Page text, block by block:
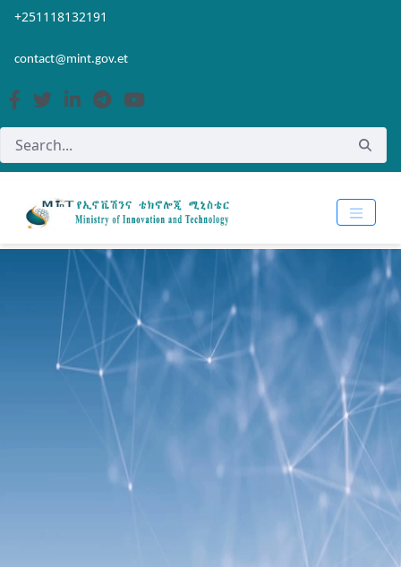
Skip to Main Content
Open Accessibility Menu
+251118132191
contact@mint.gov.et